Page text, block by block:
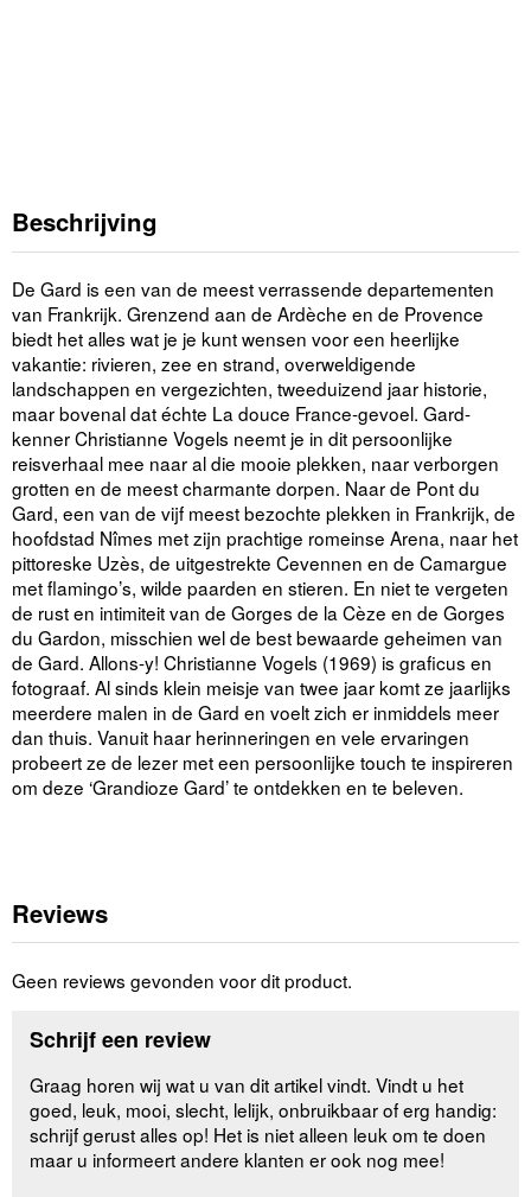
Beschrijving
De Gard is een van de meest verrassende departementen
van Frankrijk. Grenzend aan de Ardèche en de Provence
biedt het alles wat je je kunt wensen voor een heerlijke
vakantie: rivieren, zee en strand, overweldigende
landschappen en vergezichten, tweeduizend jaar historie,
maar bovenal dat échte La douce France-gevoel. Gard-
kenner Christianne Vogels neemt je in dit persoonlijke
reisverhaal mee naar al die mooie plekken, naar verborgen
grotten en de meest charmante dorpen. Naar de Pont du
Gard, een van de vijf meest bezochte plekken in Frankrijk, de
hoofdstad Nîmes met zijn prachtige romeinse Arena, naar het
pittoreske Uzès, de uitgestrekte Cevennen en de Camargue
met flamingo’s, wilde paarden en stieren. En niet te vergeten
de rust en intimiteit van de Gorges de la Cèze en de Gorges
du Gardon, misschien wel de best bewaarde geheimen van
de Gard. Allons-y! Christianne Vogels (1969) is graficus en
fotograaf. Al sinds klein meisje van twee jaar komt ze jaarlijks
meerdere malen in de Gard en voelt zich er inmiddels meer
dan thuis. Vanuit haar herinneringen en vele ervaringen
probeert ze de lezer met een persoonlijke touch te inspireren
om deze ‘Grandioze Gard’ te ontdekken en te beleven.
Reviews
Geen reviews gevonden voor dit product.
Schrijf een review
Graag horen wij wat u van dit artikel vindt. Vindt u het
goed, leuk, mooi, slecht, lelijk, onbruikbaar of erg handig:
schrijf gerust alles op! Het is niet alleen leuk om te doen
maar u informeert andere klanten er ook nog mee!